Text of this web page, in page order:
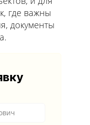
где важны
документы